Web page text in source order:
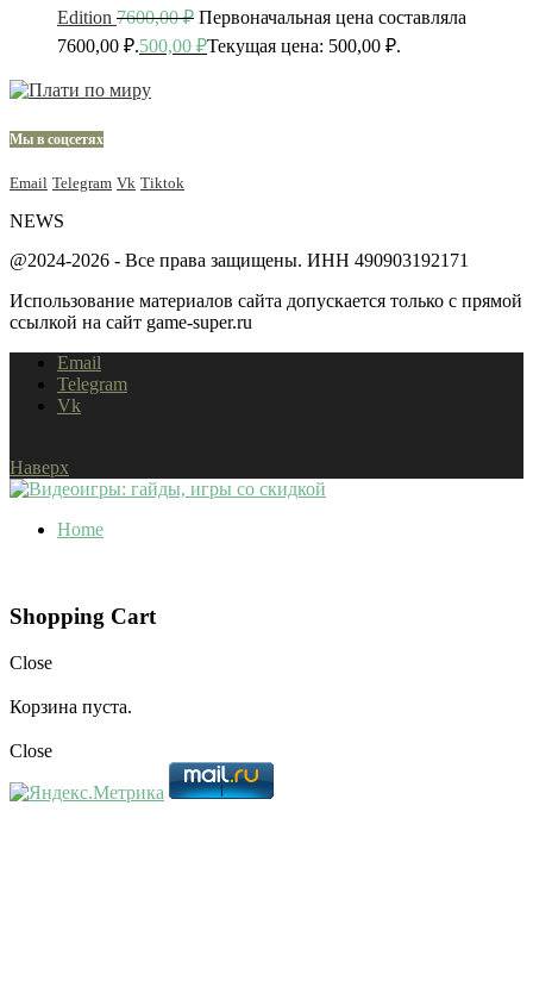
Edition 7600,00₽ Первоначальная цена составляла
7600,00 ₽.500,00 ₽Текущая цена: 500,00 ₽.
Мы в соцсетях
Email Telegram Vk Tiktok
NEWS
@2024-2026 - Все права защищены. ИНН 490903192171
Использование материалов сайта допускается только с прямой
ссылкой на сайт game-super.ru
Email
Telegram
Vk
Наверх
Home
Shopping Cart
Close
Корзина пуста.
Close